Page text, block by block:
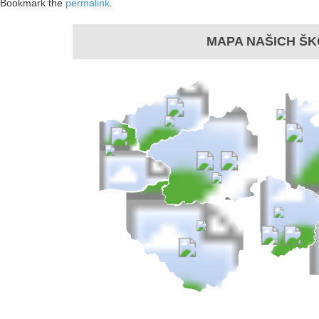
Bookmark the permalink
MAPA NAŠICH